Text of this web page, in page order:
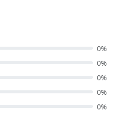
0%
0%
0%
0%
0%